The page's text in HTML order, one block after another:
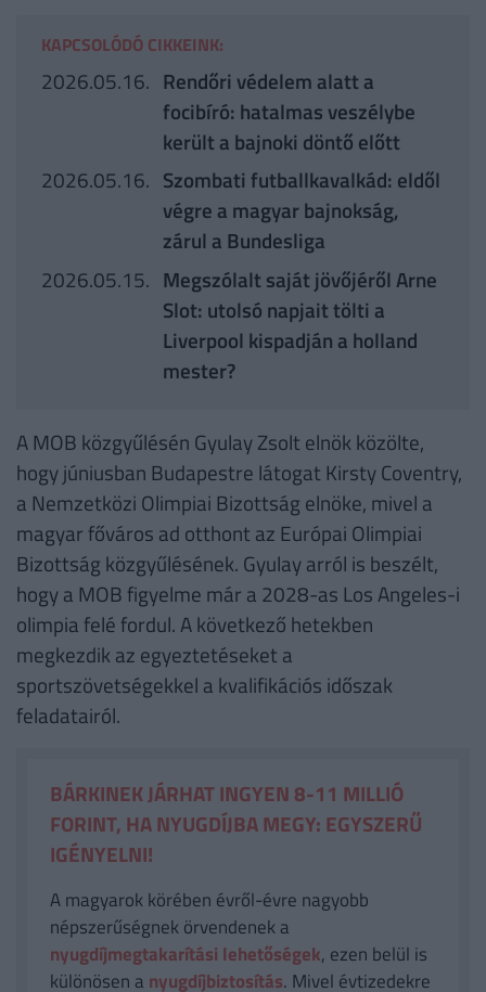
KAPCSOLÓDÓ CIKKEINK:
2026.05.16. Rendőri védelem alatt a
focibíró: hatalmas veszélybe
került a bajnoki döntő előtt
2026.05.16. Szombati futballkavalkád: eldől
végre a magyar bajnokság,
zárul a Bundesliga
2026.05.15. Megszólalt saját jövőjéről Arne
Slot: utolsó napjait tölti a
Liverpool kispadján a holland
mester?
A MOB közgyűlésén Gyulay Zsolt elnök közölte,
hogy júniusban Budapestre látogat Kirsty Coventry,
a Nemzetközi Olimpiai Bizottság elnöke, mivel a
magyar főváros ad otthont az Európai Olimpiai
Bizottság közgyűlésének. Gyulay arról is beszélt,
hogy a MOB figyelme már a 2028-as Los Angeles-i
olimpia felé fordul. A következő hetekben
megkezdik az egyeztetéseket a
sportszövetségekkel a kvalifikációs időszak
feladatairól.
BÁRKINEK JÁRHAT INGYEN 8-11 MILLIÓ
FORINT, HA NYUGDÍJBA MEGY: EGYSZERŰ
IGÉNYELNI!
A magyarok körében évről-évre nagyobb
népszerűségnek örvendenek a
nyugdíjmegtakarítási lehetőségek, ezen belül is
különösen a nyugdíjbiztosítás. Mivel évtizedekre